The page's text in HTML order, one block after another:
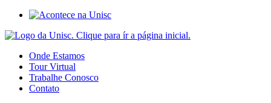
Onde Estamos
Tour Virtual
Trabalhe Conosco
Contato